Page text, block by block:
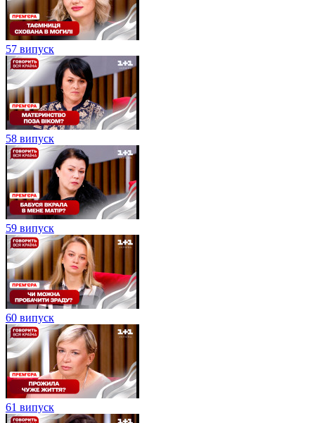
57 випуск
58 випуск
59 випуск
60 випуск
61 випуск